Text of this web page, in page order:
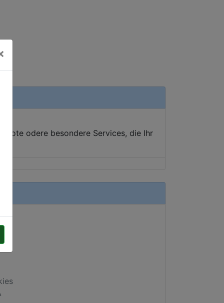
odere besondere Services, die Ihr